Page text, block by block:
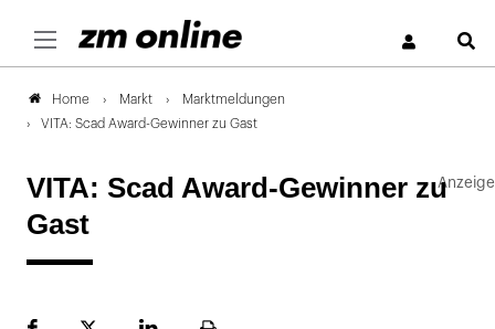
Home Markt
Marktmeldungen
VITA: Scad Award-Gewinner zu Gast
VITA: Scad Award-Gewinner zu
Gast